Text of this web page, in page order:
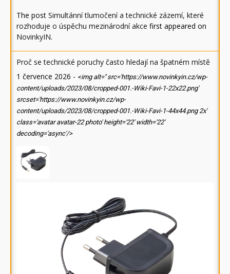
The post Simultánní tlumočení a technické zázemí, které
rozhoduje o úspěchu mezinárodní akce first appeared on
NovinkyIN.
Proč se technické poruchy často hledají na špatném místě
1 července 2026 - <img alt='' src='https://www.novinkyin.cz/wp-
content/uploads/2023/08/cropped-001.-Wiki-Favi-1-22x22.png'
srcset='https://www.novinkyin.cz/wp-
content/uploads/2023/08/cropped-001.-Wiki-Favi-1-44x44.png 2x'
class='avatar avatar-22 photo' height='22' width='22'
decoding='async'/>